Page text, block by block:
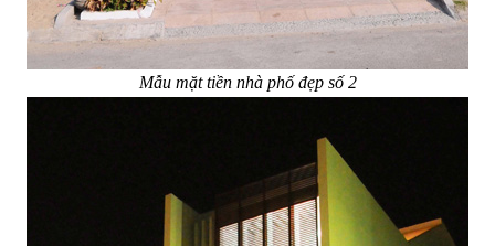
Mẫu mặt tiền nhà phố đẹp số 2